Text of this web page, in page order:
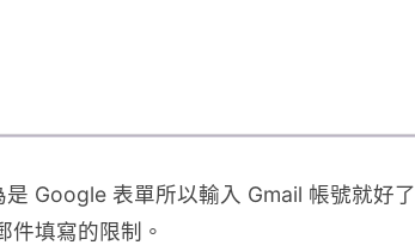
Google 表單所以輸入 Gmail 帳號就好了
件填寫的限制。